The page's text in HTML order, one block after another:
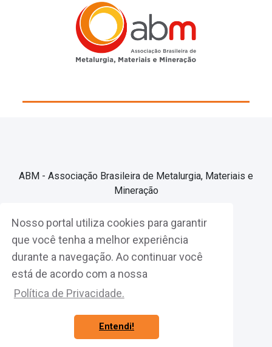
Nosso portal utiliza cookies para garantir
que você tenha a melhor experiência
durante a navegação. Ao continuar você
está de acordo com a nossa
Política de Privacidade.
Entendi!
ABM - Associação Brasileira de Metalurgia, Materiais e
Mineração
Associe-se
Fazer Login